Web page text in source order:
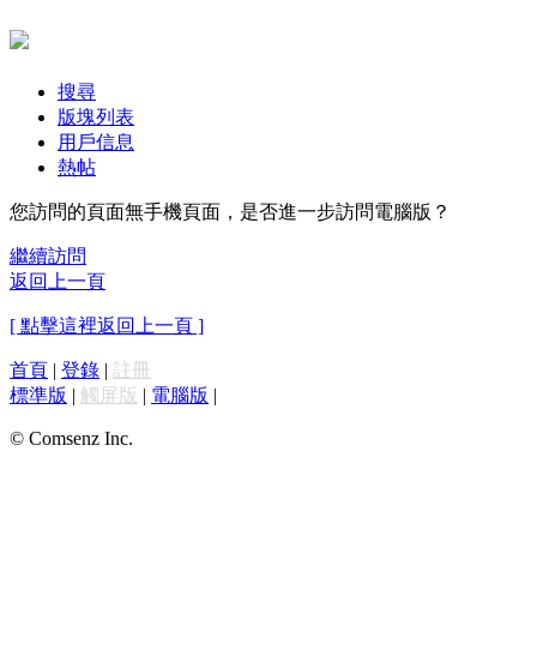
搜尋
版塊列表
用戶信息
熱帖
您訪問的頁面無手機頁面，是否進一步訪問電腦版？
繼續訪問
返回上一頁
[ 點擊這裡返回上一頁 ]
首頁 | 登錄 | 註冊
標準版 | 觸屏版 | 電腦版 |
© Comsenz Inc.